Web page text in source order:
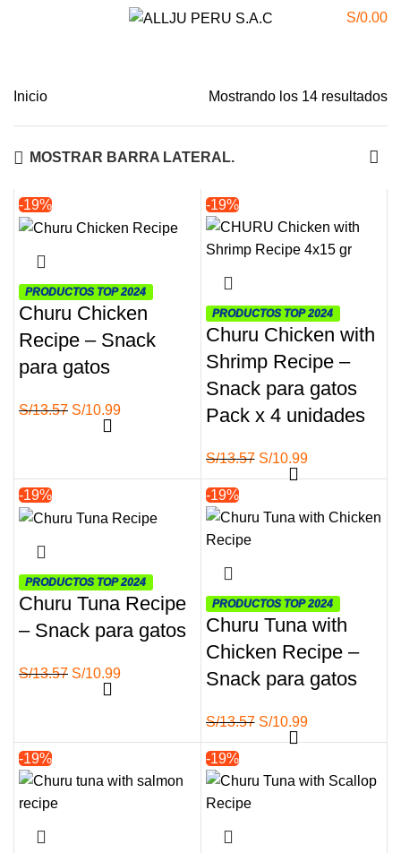
S/0.00
Inicio Mostrando los 14 resultados
MOSTRAR BARRA LATERAL.
-19%
PRODUCTOS TOP 2024
Churu Chicken
Recipe – Snack
para gatos
S/13.57 El
precio
era:
S/10.99El
es:
-19%
PRODUCTOS TOP 2024
Churu Chicken with
Shrimp Recipe –
Snack para gatos
Pack x 4 unidades
S/13.57 El
precio
era:
S/10.99El
precio
es:
-19%
PRODUCTOS TOP 2024
Churu Tuna Recipe
– Snack para gatos
S/13.57 El
precio
era:
S/10.99El
es:
-19%
PRODUCTOS TOP 2024
Churu Tuna with
Chicken Recipe –
Snack para gatos
S/13.57 El
precio
era:
S/10.99El
precio
es:
-19% -19%